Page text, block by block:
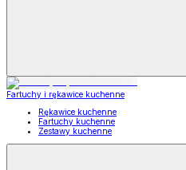
Fartuchy i rękawice kuchenne
Rękawice kuchenne
Fartuchy kuchenne
Zestawy kuchenne